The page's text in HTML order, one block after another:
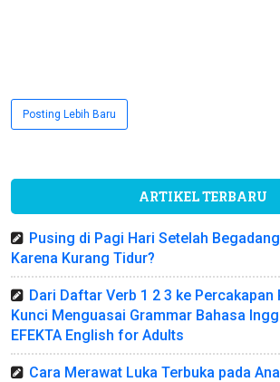
Posting Lebih Baru
ARTIKEL TERBARU
Pusing di Pagi Hari Setelah
Karena Kurang Tidur?
Dari Daftar Verb 1 2 3 ke Percakapan
Kunci Menguasai Grammar Bahasa
EFEKTA English for Adults
Cara Merawat Luka Terbuka pada